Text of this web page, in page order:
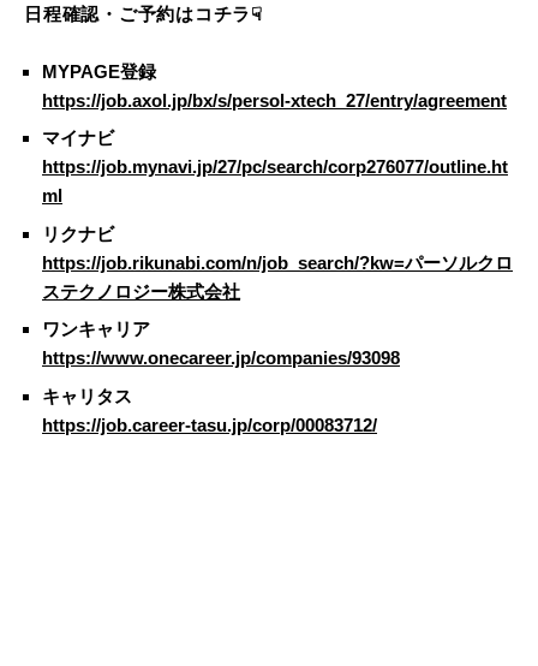
日程確認・ご予約はコチラ☟
MYPAGE登録
https://job.axol.jp/bx/s/persol-xtech_27/entry/agreement
マイナビ
https://job.mynavi.jp/27/pc/search/corp276077/outline.ht
ml
リクナビ
https://job.rikunabi.com/n/job_search/?kw=パーソルクロ
ステクノロジー株式会社
ワンキャリア
https://www.onecareer.jp/companies/93098
キャリタス
https://job.career-tasu.jp/corp/00083712/